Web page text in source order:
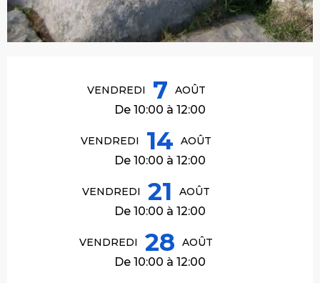
VENDREDI 7 AOÛT
De 10:00 à 12:00
VENDREDI 14 AOÛT
De 10:00 à 12:00
VENDREDI 21 AOÛT
De 10:00 à 12:00
VENDREDI 28 AOÛT
De 10:00 à 12:00